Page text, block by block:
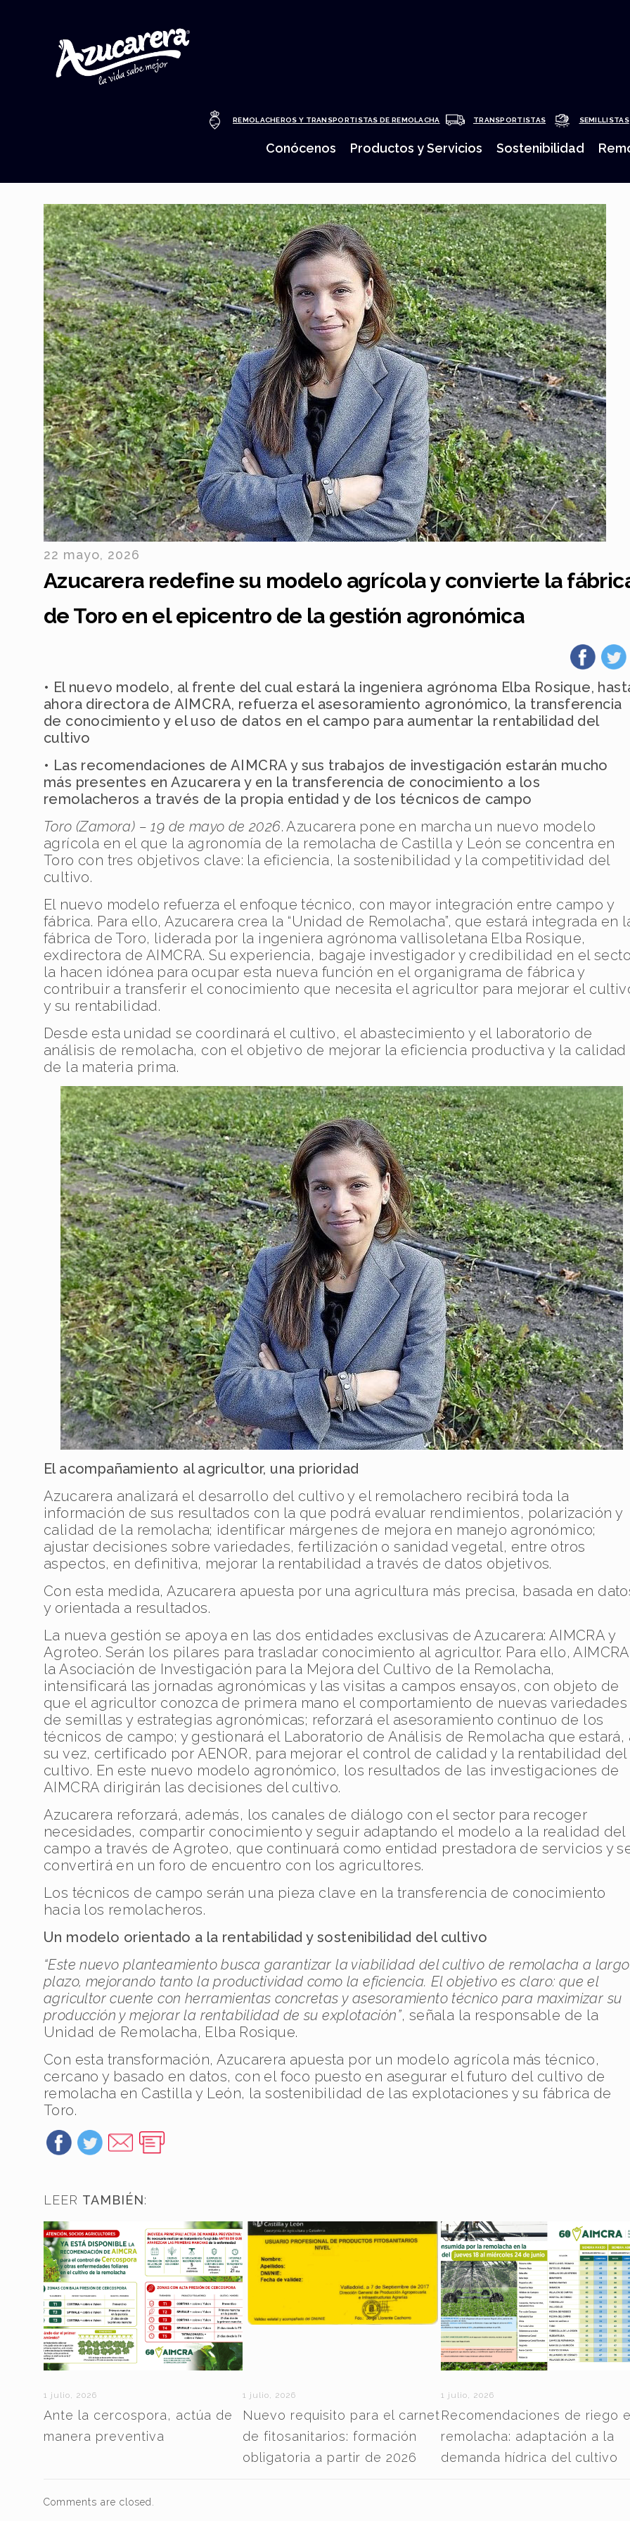
REMOLACHEROS Y TRANSPORTISTAS DE REMOLACHA TRANSPORTISTAS SEMILLISTAS
Conócenos Productos y Servicios Sostenibilidad
22 mayo, 2026
Azucarera redefine su modelo agrícola y convierte la
de Toro en el epicentro de la gestión agronómica
• El nuevo modelo, al frente del cual estará la ingeniera agrónoma Elba Rosique,
ahora directora de AIMCRA, refuerza el asesoramiento agronómico, la transferencia
de conocimiento y el uso de datos en el campo para aumentar la rentabilidad del
cultivo
• Las recomendaciones de AIMCRA y sus trabajos de investigación estarán mucho
más presentes en Azucarera y en la transferencia de conocimiento a los
remolacheros a través de la propia entidad y de los técnicos de campo
Toro (Zamora) – 19 de mayo de 2026. Azucarera pone en marcha un nuevo modelo
agrícola en el que la agronomía de la remolacha de Castilla y León se concentra en
Toro con tres objetivos clave: la eficiencia, la sostenibilidad y la competitividad del
cultivo.
El nuevo modelo refuerza el enfoque técnico, con mayor integración entre campo y
fábrica. Para ello, Azucarera crea la “Unidad de Remolacha”, que estará integrada en
fábrica de Toro, liderada por la ingeniera agrónoma vallisoletana Elba Rosique,
exdirectora de AIMCRA. Su experiencia, bagaje investigador y credibilidad en el
la hacen idónea para ocupar esta nueva función en el organigrama de fábrica y
contribuir a transferir el conocimiento que necesita el agricultor para mejorar el
y su rentabilidad.
Desde esta unidad se coordinará el cultivo, el abastecimiento y el laboratorio de
análisis de remolacha, con el objetivo de mejorar la eficiencia productiva y la calidad
de la materia prima.
El acompañamiento al agricultor, una prioridad
Azucarera analizará el desarrollo del cultivo y el remolachero recibirá toda la
información de sus resultados con la que podrá evaluar rendimientos, polarización y
calidad de la remolacha; identificar márgenes de mejora en manejo agronómico;
ajustar decisiones sobre variedades, fertilización o sanidad vegetal, entre otros
aspectos, en definitiva, mejorar la rentabilidad a través de datos objetivos.
Con esta medida, Azucarera apuesta por una agricultura más precisa, basada en
y orientada a resultados.
La nueva gestión se apoya en las dos entidades exclusivas de Azucarera: AIMCRA y
Agroteo. Serán los pilares para trasladar conocimiento al agricultor. Para ello,
la Asociación de Investigación para la Mejora del Cultivo de la Remolacha,
intensificará las jornadas agronómicas y las visitas a campos ensayos, con objeto de
que el agricultor conozca de primera mano el comportamiento de nuevas variedades
de semillas y estrategias agronómicas; reforzará el asesoramiento continuo de los
técnicos de campo; y gestionará el Laboratorio de Análisis de Remolacha que estará,
su vez, certificado por AENOR, para mejorar el control de calidad y la rentabilidad del
cultivo. En este nuevo modelo agronómico, los resultados de las investigaciones de
AIMCRA dirigirán las decisiones del cultivo.
Azucarera reforzará, además, los canales de diálogo con el sector para recoger
necesidades, compartir conocimiento y seguir adaptando el modelo a la realidad del
campo a través de Agroteo, que continuará como entidad prestadora de servicios y
convertirá en un foro de encuentro con los agricultores.
Los técnicos de campo serán una pieza clave en la transferencia de conocimiento
hacia los remolacheros.
Un modelo orientado a la rentabilidad y sostenibilidad del cultivo
“Este nuevo planteamiento busca garantizar la viabilidad del cultivo de remolacha a largo
plazo, mejorando tanto la productividad como la eficiencia. El objetivo es claro: que el
agricultor cuente con herramientas concretas y asesoramiento técnico para maximizar su
producción y mejorar la rentabilidad de su explotación”, señala la responsable de la
Unidad de Remolacha, Elba Rosique.
Con esta transformación, Azucarera apuesta por un modelo agrícola más técnico,
cercano y basado en datos, con el foco puesto en asegurar el futuro del cultivo de
remolacha en Castilla y León, la sostenibilidad de las explotaciones y su fábrica de
Toro.
LEER TAMBIÉN:
1 julio, 2026
Ante la cercospora, actúa de
manera preventiva
1 julio, 2026
Nuevo requisito para el carnet
de fitosanitarios: formación
obligatoria a partir de 2026
1 julio, 2026
Recomendaciones de riego
remolacha: adaptación a la
demanda hídrica del cultivo
Comments are closed.